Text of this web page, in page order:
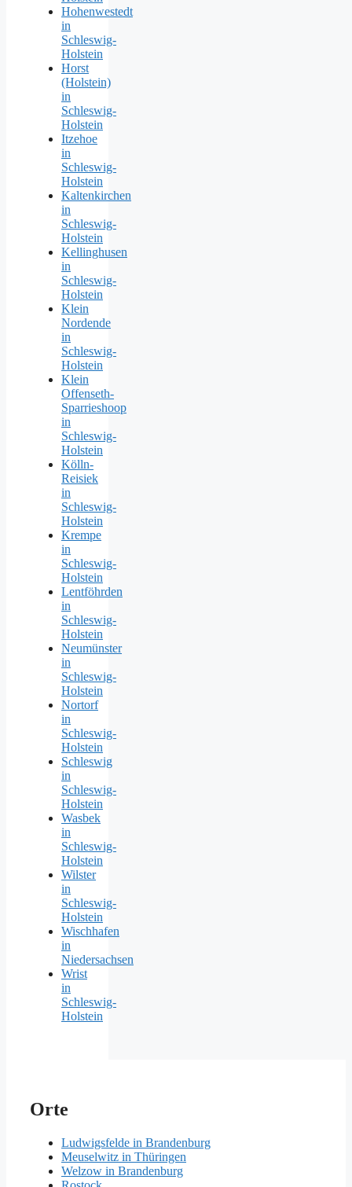
Hohenwestedt
in
Schleswig-
Holstein
Horst
(Holstein)
in
Schleswig-
Holstein
Itzehoe
in
Schleswig-
Holstein
Kaltenkirchen
in
Schleswig-
Holstein
Kellinghusen
in
Schleswig-
Holstein
Klein
Nordende
in
Schleswig-
Holstein
Klein
Offenseth-
Sparrieshoop
in
Schleswig-
Holstein
Kölln-
Reisiek
in
Schleswig-
Holstein
Krempe
in
Schleswig-
Holstein
Lentföhrden
in
Schleswig-
Holstein
Neumünster
in
Schleswig-
Holstein
Nortorf
in
Schleswig-
Holstein
Schleswig
in
Schleswig-
Holstein
Wasbek
in
Schleswig-
Holstein
Wilster
in
Schleswig-
Holstein
Wischhafen
in
Niedersachsen
Wrist
in
Schleswig-
Holstein
Orte
Ludwigsfelde in Brandenburg
Meuselwitz in Thüringen
Welzow in Brandenburg